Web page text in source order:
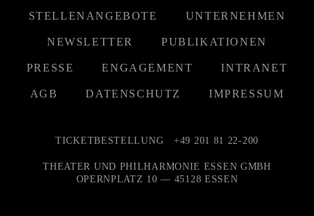
STELLENANGEBOTE UNTERNEHMEN
NEWSLETTER PUBLIKATIONEN
PRESSE ENGAGEMENT INTRANET
AGB DATENSCHUTZ IMPRESSUM
TICKETBESTELLUNG +49 201 81 22-200
THEATER UND PHILHARMONIE ESSEN GMBH
OPERNPLATZ 10 — 45128 ESSEN